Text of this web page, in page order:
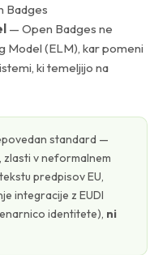
Badges
— Open Badges ne
Model (ELM), kar pomeni
ki temeljijo na
standard —
v neformalnem
predpisov EU,
integracije z EUDI
identitete), ni